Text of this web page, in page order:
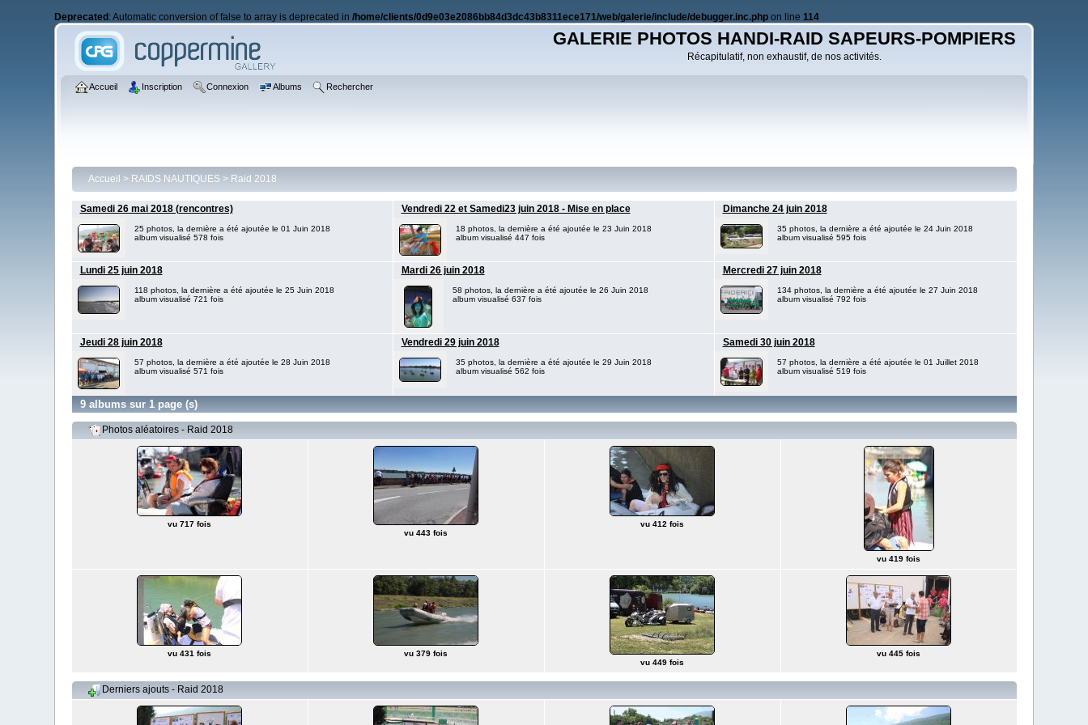
Deprecated : Automatic conversion of false to array is deprecated in/home/clients/0d9e03e2086bb84d3dc43b8311ece171/web/galerie/include/debugger.inc.php on line114
GALERIE PHOTOS HANDI-RAID SAPEURS-POMPIERS
Récapitulatif, non exhaustif, de nos activités.
Accueil Inscription Connexion Albums Rechercher
Accueil > RAIDS NAUTIQUES> Raid 2018
Samedi 26 mai 2018 (rencontres)
25 photos, la dernière a été ajoutée le 01 Juin 2018
album visualisé 578 fois
Vendredi 22 et Samedi23 juin 2018 - Mise en place
18 photos, la dernière a été ajoutée le 23 Juin 2018
album visualisé 447 fois
Dimanche 24 juin 2018
35 photos, la dernière a été ajoutée le 24 Juin 2018
album visualisé 595 fois
Lundi 25 juin 2018
118 photos, la dernière a été ajoutée le 25 Juin 2018
album visualisé 721 fois
Mardi 26 juin 2018
58 photos, la dernière a été ajoutée le 26 Juin 2018
album visualisé 637 fois
Mercredi 27 juin 2018
134 photos, la dernière a été ajoutée le 27 Juin 2018
album visualisé 792 fois
Jeudi 28 juin 2018
57 photos, la dernière a été ajoutée le 28 Juin 2018
album visualisé 571 fois
Vendredi 29 juin 2018
35 photos, la dernière a été ajoutée le 29 Juin 2018
album visualisé 562 fois
Samedi 30 juin 2018
57 photos, la dernière a été ajoutée le 01 Juillet 2018
album visualisé 519 fois
9 albums sur 1 page (s)
Photos aléatoires - Raid 2018
vu 717 fois
vu 443 fois
vu 412 fois
vu 419 fois
vu 431 fois
vu 379 fois
vu 449 fois
vu 445 fois
Derniers ajouts - Raid 2018